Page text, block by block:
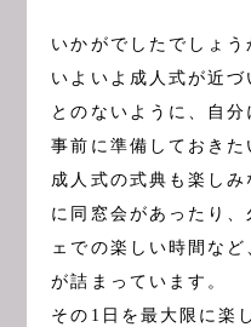
いかがでしたでしょう
いよいよ成人式が近
とのないように、自
事前に準備しておきた
成人式の式典も楽し
に同窓会があったり
ェでの楽しい時間な
が詰まっています。
その1日を最大限に楽